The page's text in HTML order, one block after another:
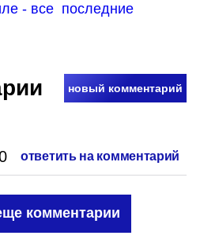
- все  последние
новый комментарий
ответить на комментарий
комментарии